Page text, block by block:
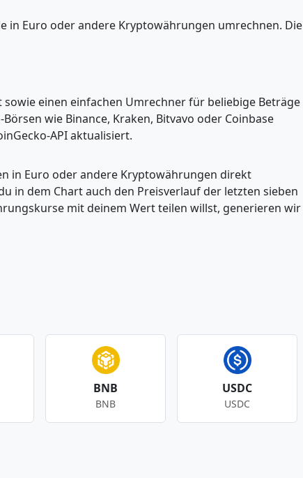
in Euro oder andere Kryptowährungen umrechnen. Die
einen einfachen Umrechner für beliebige Beträge
wie Binance, Kraken, Bitvavo oder Coinbase
API aktualisiert.
in Euro oder andere Kryptowährungen direkt
in dem Chart auch den Preisverlauf der letzten sieben
mit deinem Wert teilen willst, generieren wir
BNB
BNB
USDC
USDC